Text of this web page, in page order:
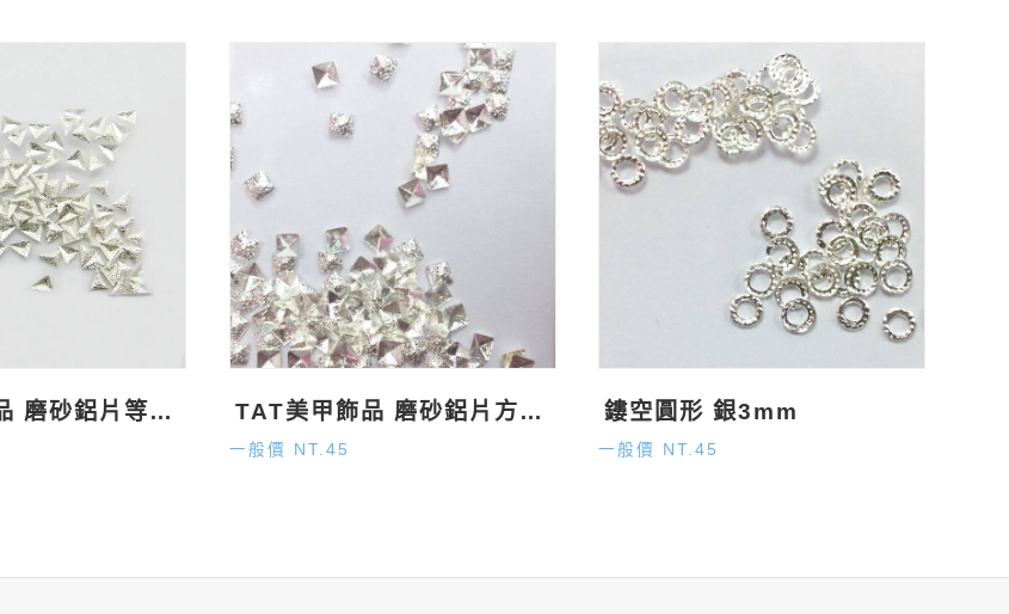
TAT美甲飾品 磨砂鋁片等腰三角形 銀 TAT美甲飾品 磨砂鋁片方形 銀
一般價 NT.45
鏤空圓形 銀3mm
一般價 NT.45